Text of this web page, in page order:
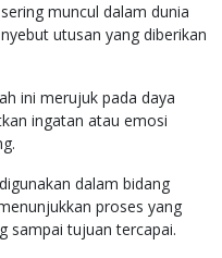
muncul dalam dunia
utusan yang diberikan
ini merujuk pada daya
ingatan atau emosi
dalam bidang
proses yang
sampai tujuan tercapai.